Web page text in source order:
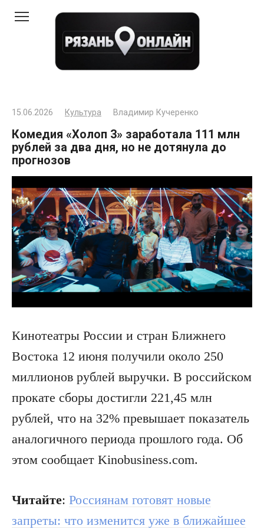
15.06.2026 Культура Владимир Кучеренко
Комедия «Холоп 3» заработала 111 млн
рублей за два дня, но не дотянула до
прогнозов
Кинотеатры России и стран Ближнего
Востока 12 июня получили около 250
миллионов рублей выручки. В российском
прокате сборы достигли 221,45 млн
рублей, что на 32% превышает показатель
аналогичного периода прошлого года. Об
этом сообщает Kinobusiness.com.
Читайте: Россиянам готовят новые
запреты: что изменится уже в ближайшее